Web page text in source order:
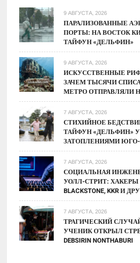
9 АВГУСТА, 2026
ПАРАЛИЗОВАННЫЕ
ПОРТЫ: НА ВОСТОК
ТАЙФУН «ДЕЛЬФИН»
9 АВГУСТА, 2026
ИСКУССТВЕННЫЕ
ЗАЧЕМ ТЫСЯЧИ
МЕТРО ОТПРАВЛЯЛИ
7 АВГУСТА, 2026
СТИХИЙНОЕ
ТАЙФУН «ДЕЛЬФИН»
ЗАТОПЛЕНИЯМИ
7 АВГУСТА, 2026
СОЦИАЛЬНАЯ
УОЛЛ-СТРИТ:
BLACKSTONE, KKR И
7 АВГУСТА, 2026
ТРАГИЧЕСКИЙ
УЧЕНИК ОТКРЫЛ
DEBSIRIN NONTHABURI